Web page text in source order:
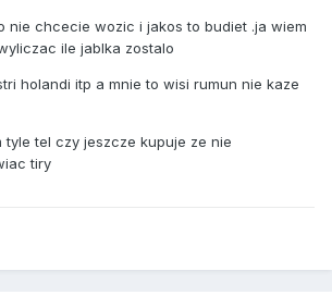
nie chcecie wozic i jakos to budiet .ja wiem
ile jablka zostalo
holandi itp a mnie to wisi rumun nie kaze
tyle tel czy jeszcze kupuje ze nie
tiry